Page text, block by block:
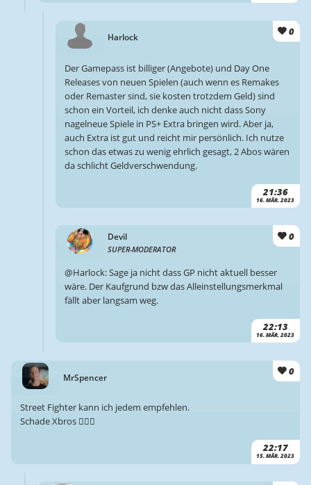
Harlock 0
21:36
16. MÄR. 2023
Der Gamepass ist billiger (Angebote) und Day One
Releases von neuen Spielen (auch wenn es Remakes
oder Remaster sind, sie kosten trotzdem Geld) sind
schon ein Vorteil, ich denke auch nicht dass Sony
nagelneue Spiele in PS+ Extra bringen wird. Aber ja,
auch Extra ist gut und reicht mir persönlich. Ich nutze
schon das etwas zu wenig ehrlich gesagt, 2 Abos wären
da schlicht Geldverschwendung.
Devil
SUPER-MODERATOR
0
22:13
16. MÄR. 2023
@Harlock: Sage ja nicht dass GP nicht aktuell besser
wäre. Der Kaufgrund bzw das Alleinstellungsmerkmal
fällt aber langsam weg.
MrSpencer
0
22:17
15. MÄR. 2023
Street Fighter kann ich jedem empfehlen.
Schade Xbros 🤷🏻‍♂️